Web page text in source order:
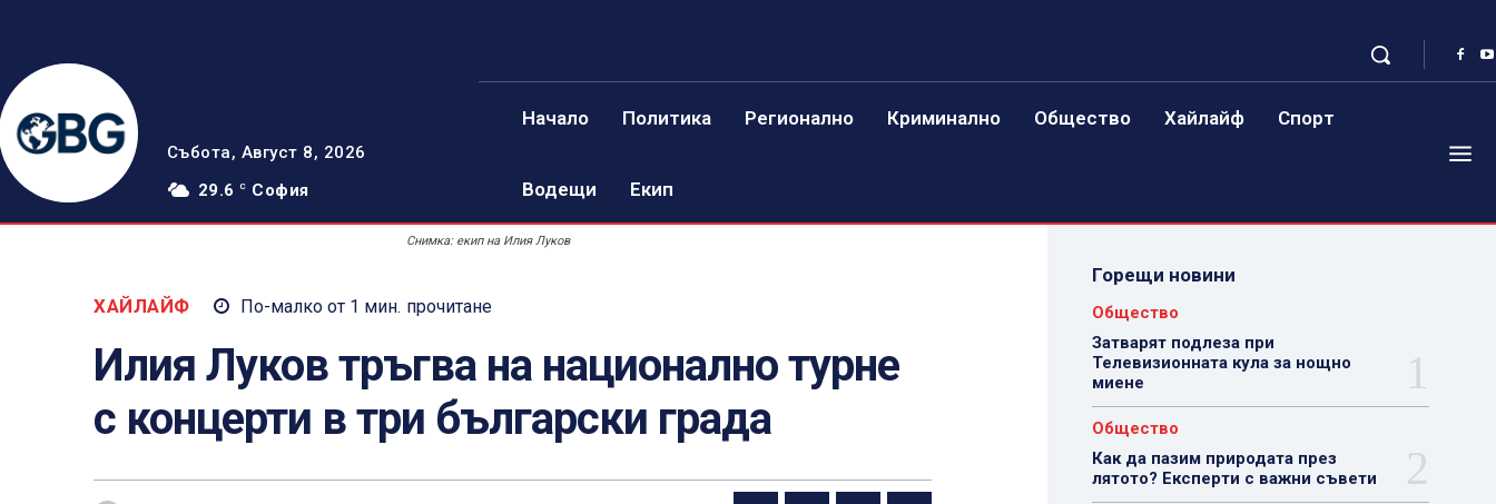
Събота, Август 8, 2026
29.6
C София
Начало Политика Регионално Криминално Общество Хайлайф Спорт
Водещи Екип
Снимка: екип на Илия Луков
ХАЙЛАЙФ По-малко от 1 мин. прочитане
Илия Луков тръгва на национално турне
с концерти в три български града
Горещи новини
Общество
Затварят подлеза при
Телевизионната кула за нощно
миене
Общество
Как да пазим природата през
лятото? Експерти с важни съвети